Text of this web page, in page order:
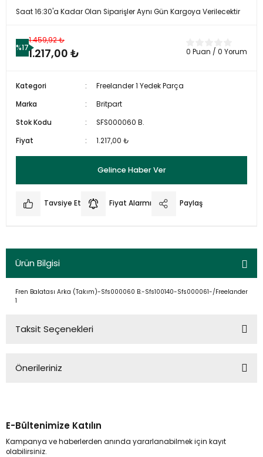
Saat 16:30'a Kadar Olan Siparişler Aynı Gün Kargoya Verilecektir
%17
1.459,92 ₺
1.217,00 ₺ 0 Puan / 0 Yorum
Kategori
Freelander 1 Yedek Parça
Marka
Britpart
Stok Kodu
SFS000060 B.
Fiyat
1.217,00 ₺
Gelince Haber Ver
Tavsiye Et Fiyat Alarmı Paylaş
Ürün Bilgisi
Fren Balatası Arka (Takım)-Sfs000060 B.-Sfs100140-Sfs000061-/Freelander
1
Taksit Seçenekleri
Önerileriniz
kullanarak tarafımıza iletebilirsiniz.
Görüş ve önerileriniz için teşekkür ederiz.
E-Bültenimize Katılın
Kampanya ve haberlerden anında yararlanabilmek için kayıt
olabilirsiniz.